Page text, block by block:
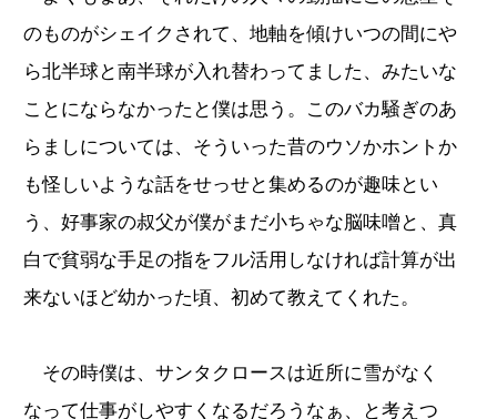
のものがシェイクされて、地軸を傾けいつの間にや
ら北半球と南半球が入れ替わってました、みたいな
ことにならなかったと僕は思う。このバカ騒ぎのあ
らましについては、そういった昔のウソかホントか
も怪しいような話をせっせと集めるのが趣味とい
う、好事家の叔父が僕がまだ小ちゃな脳味噌と、真
白で貧弱な手足の指をフル活用しなければ計算が出
来ないほど幼かった頃、初めて教えてくれた。
その時僕は、サンタクロースは近所に雪がなく
なって仕事がしやすくなるだろうなぁ、と考えつ